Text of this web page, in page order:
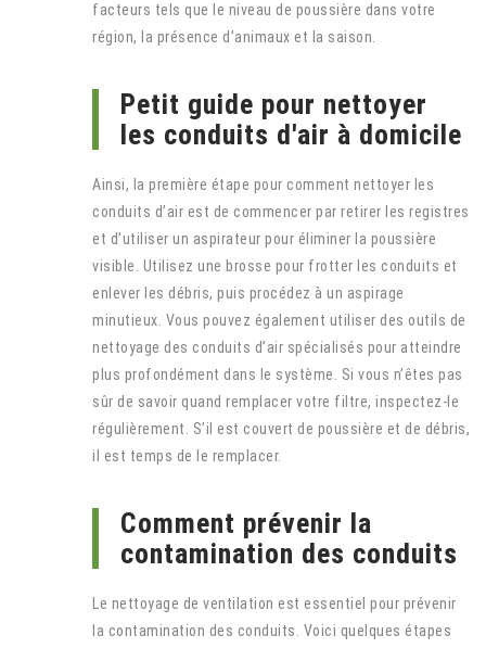
facteurs tels que le niveau de poussière dans votre
région, la présence d’animaux et la saison.
Petit guide pour nettoyer
les conduits d'air à domicile
Ainsi, la première étape pour comment nettoyer les
conduits d’air est de commencer par retirer les registres
et d’utiliser un aspirateur pour éliminer la poussière
visible. Utilisez une brosse pour frotter les conduits et
enlever les débris, puis procédez à un aspirage
minutieux. Vous pouvez également utiliser des outils de
nettoyage des conduits d’air spécialisés pour atteindre
plus profondément dans le système. Si vous n’êtes pas
sûr de savoir quand remplacer votre filtre, inspectez-le
régulièrement. S’il est couvert de poussière et de débris,
il est temps de le remplacer.
Comment prévenir la
contamination des conduits
Le nettoyage de ventilation est essentiel pour prévenir
la contamination des conduits. Voici quelques étapes